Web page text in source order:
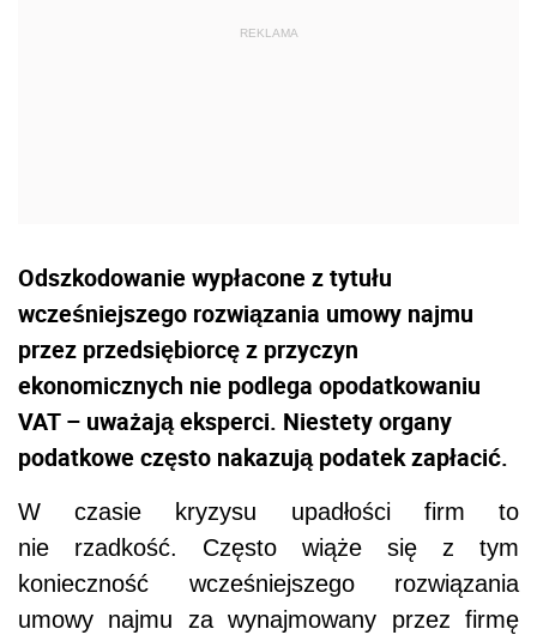
Odszkodowanie wypłacone z tytułu
wcześniejszego rozwiązania umowy najmu
przez przedsiębiorcę z przyczyn
ekonomicznych nie podlega opodatkowaniu
VAT – uważają eksperci. Niestety organy
podatkowe często nakazują podatek zapłacić.
W czasie kryzysu upadłości firm to
nie rzadkość. Często wiąże się z tym
konieczność wcześniejszego rozwiązania
umowy najmu za wynajmowany przez firmę